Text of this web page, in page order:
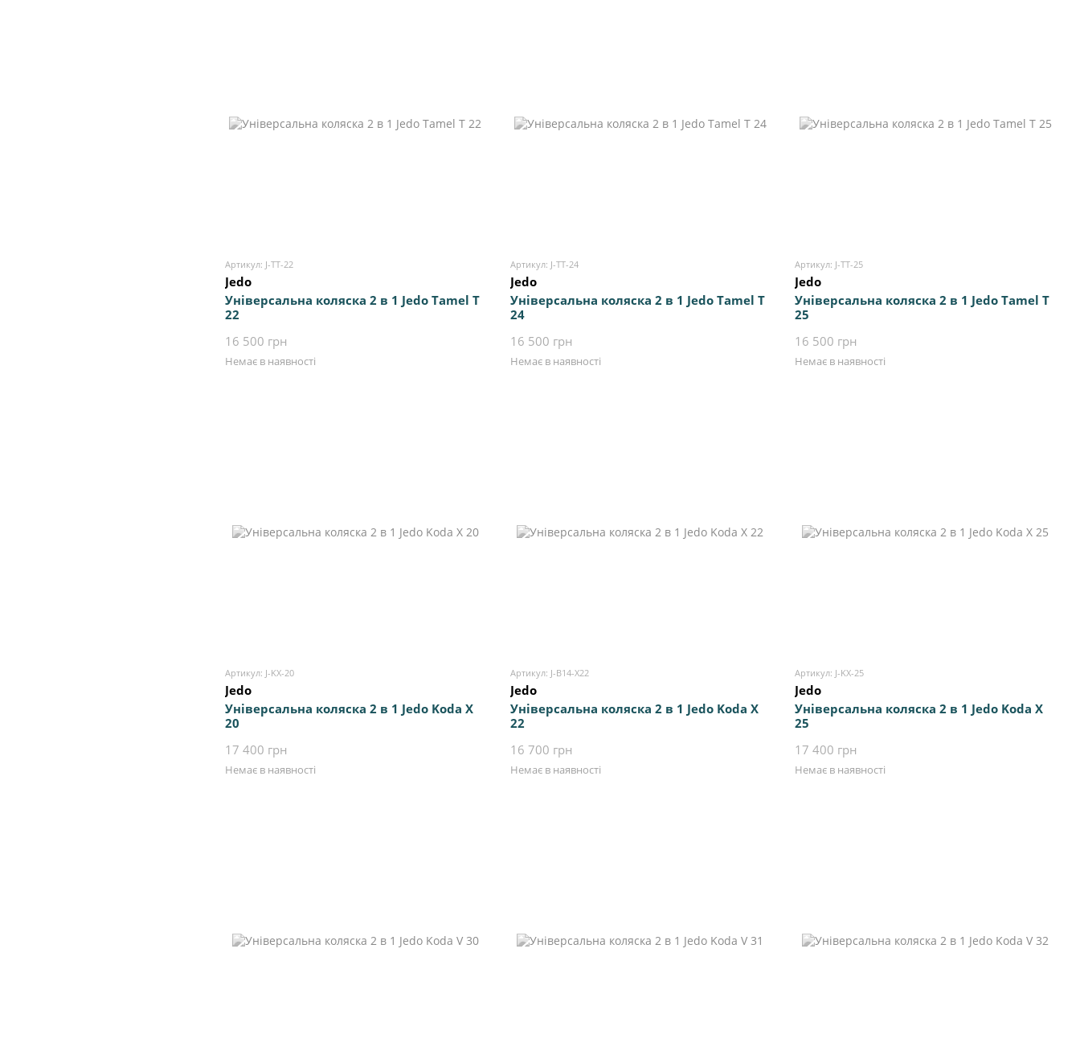
Артикул: J-TT-22
Jedo
Універсальна коляска 2 в 1 Jedo Tamel Т
22
16 500 грн
Немає в наявності
Артикул: J-TT-24
Jedo
Універсальна коляска 2 в 1 Jedo Tamel Т
24
16 500 грн
Немає в наявності
Артикул: J-TT-25
Jedo
Універсальна коляска 2 в 1 Jedo Tamel Т
25
16 500 грн
Немає в наявності
Артикул: J-KX-20
Jedo
Універсальна коляска 2 в 1 Jedo Koda X
20
17 400 грн
Немає в наявності
Артикул: J-B14-X22
Jedo
Універсальна коляска 2 в 1 Jedo Koda X
22
16 700 грн
Немає в наявності
Артикул: J-KX-25
Jedo
Універсальна коляска 2 в 1 Jedo Koda X
25
17 400 грн
Немає в наявності